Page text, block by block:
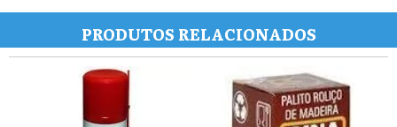
PRODUTOS RELACIONADOS